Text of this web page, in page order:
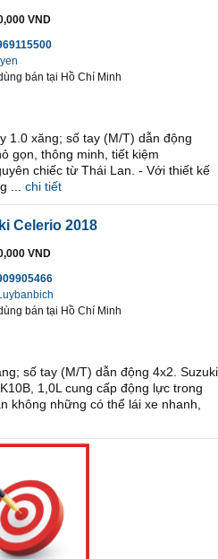
VND
bán tại Hồ Chí Minh
1.0 xăng; số tay (M/T) dẫn động
gọn, thông minh, tiết kiệm
chiếc từ Thái Lan. - Với thiết kế
...
chi tiết
Celerio 2018
VND
bán tại Hồ Chí Minh
số tay (M/T) dẫn động 4x2. Suzuki
1,0L cung cấp động lực trong
không những có thể lái xe nhanh,